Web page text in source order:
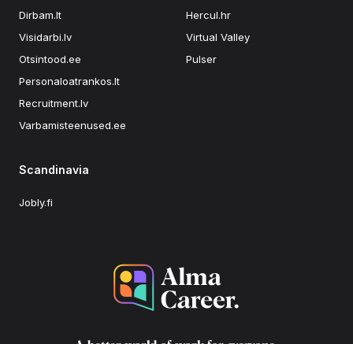
Dirbam.lt
Visidarbi.lv
Otsintood.ee
Personaloatrankos.lt
Recruitment.lv
Varbamisteenused.ee
Hercul.hr
Virtual Valley
Pulser
Scandinavia
Jobly.fi